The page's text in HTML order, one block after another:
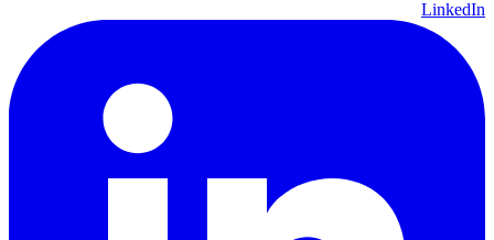
LinkedIn